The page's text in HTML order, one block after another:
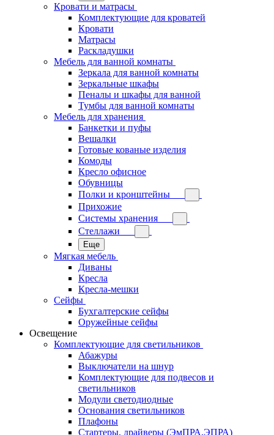
Кровати и матрасы
Комплектующие для кроватей
Кровати
Матрасы
Раскладушки
Мебель для ванной комнаты
Зеркала для ванной комнаты
Зеркальные шкафы
Пеналы и шкафы для ванной
Тумбы для ванной комнаты
Мебель для хранения
Банкетки и пуфы
Вешалки
Готовые кованые изделия
Комоды
Кресло офисное
Обувницы
Полки и кронштейны
Прихожие
Системы хранения
Стеллажи
Еще
Мягкая мебель
Диваны
Кресла
Кресла-мешки
Сейфы
Бухгалтерские сейфы
Оружейные сейфы
Освещение
Комплектующие для светильников
Абажуры
Выключатели на шнур
Комплектующие для подвесов и
светильников
Модули светодиодные
Основания светильников
Плафоны
Стартеры, драйверы (ЭмПРА,ЭПРА)